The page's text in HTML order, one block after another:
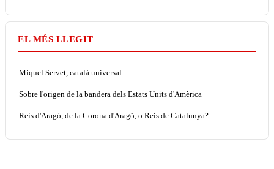
EL MÉS LLEGIT
Miquel Servet, català universal
Sobre l'origen de la bandera dels Estats Units d'Amèrica
Reis d'Aragó, de la Corona d'Aragó, o Reis de Catalunya?